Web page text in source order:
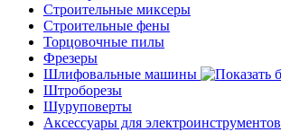
Строительные миксеры
Строительные фены
Торцовочные пилы
Фрезеры
Шлифовальные машины
Штроборезы
Шуруповерты
Аксессуары для электроинструментов